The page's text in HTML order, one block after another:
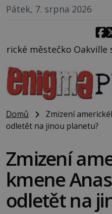
Pátek, 7. srpna 2026
se z nebe snáší
Domů
Zmizení
odletět na jinou planetu?
Zmizení
kmene
odletět na